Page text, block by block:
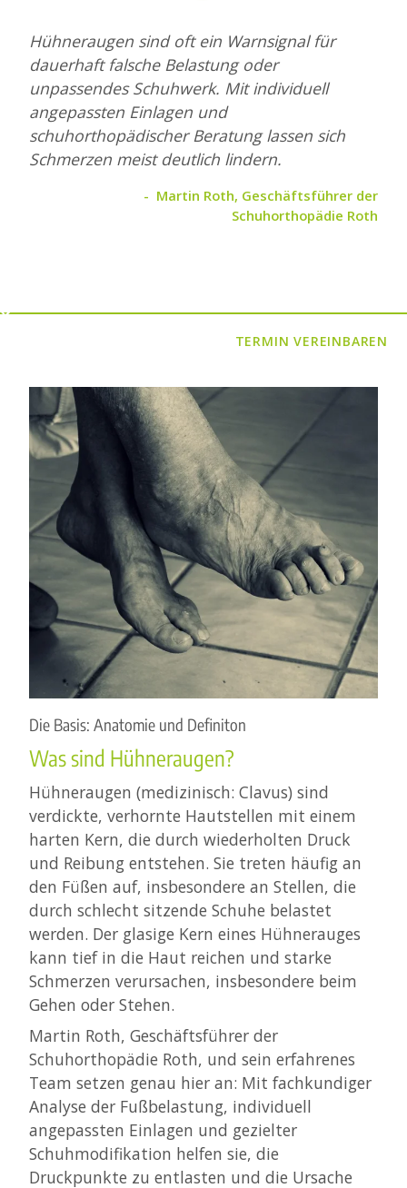
Hühneraugen sind oft ein Warnsignal für
dauerhaft falsche Belastung oder
unpassendes Schuhwerk. Mit individuell
angepassten Einlagen und
schuhorthopädischer Beratung lassen sich
Schmerzen meist deutlich lindern.
Martin Roth, Geschäftsführer der
Schuhorthopädie Roth
TERMIN VEREINBAREN
Die Basis: Anatomie und Definiton
Was sind Hühneraugen?
Hühneraugen (medizinisch: Clavus) sind
verdickte, verhornte Hautstellen mit einem
harten Kern, die durch wiederholten Druck
und Reibung entstehen. Sie treten häufig an
den Füßen auf, insbesondere an Stellen, die
durch schlecht sitzende Schuhe belastet
werden. Der glasige Kern eines Hühnerauges
kann tief in die Haut reichen und starke
Schmerzen verursachen, insbesondere beim
Gehen oder Stehen.
Martin Roth, Geschäftsführer der
Schuhorthopädie Roth, und sein erfahrenes
Team setzen genau hier an: Mit fachkundiger
Analyse der Fußbelastung, individuell
angepassten Einlagen und gezielter
Schuhmodifikation helfen sie, die
Druckpunkte zu entlasten und die Ursache